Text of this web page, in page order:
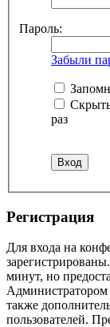
Пароль:
Забыли
раз
Регистрация
Для входа на
минут, но
также
пользователей.